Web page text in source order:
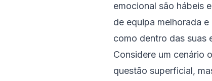
emocional são hábeis
de equipa melhorada
como dentro das suas
Considere um cenário
questão superficial,